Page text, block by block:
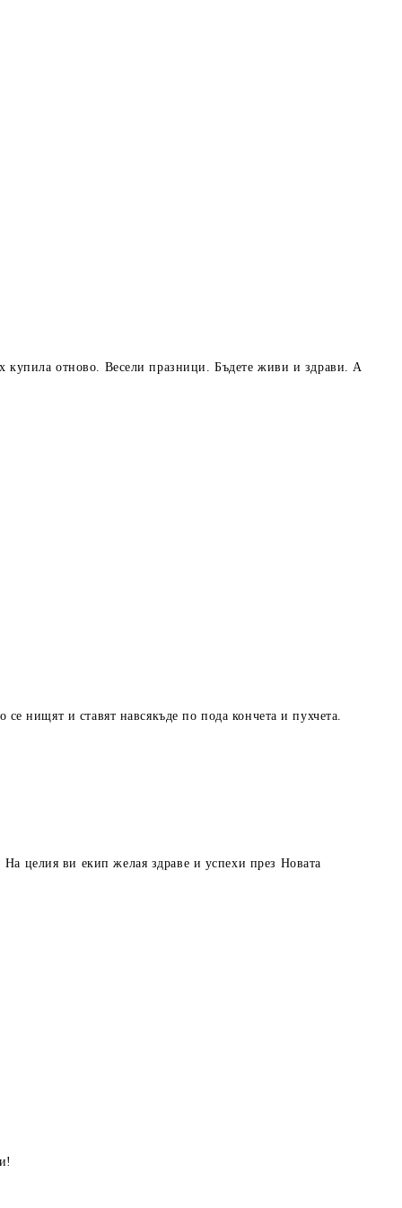
купила отново. Весели празници. Бъдете живи и здрави. А
нищят и ставят навсякъде по пода кончета и пухчета.
целия ви екип желая здраве и успехи през Новата